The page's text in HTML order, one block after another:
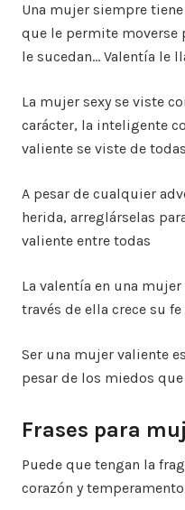
Una mujer siempre
que le permite moverse
le sucedan… Valentía le
La mujer sexy se viste
carácter, la inteligente
valiente se viste de
A pesar de cualquier
herida, arreglárselas
valiente entre todas
La valentía en una
través de ella crece su fe
Ser una mujer valiente
pesar de los miedos
Frases para
Puede que tengan la
corazón y